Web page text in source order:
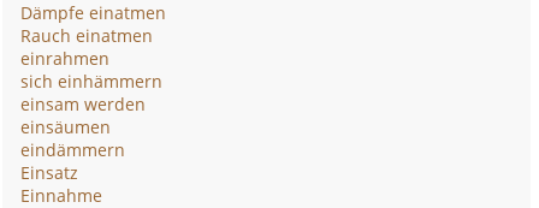
Dämpfe einatmen
Rauch einatmen
einrahmen
sich einhämmern
einsam werden
einsäumen
eindämmern
Einsatz
Einnahme